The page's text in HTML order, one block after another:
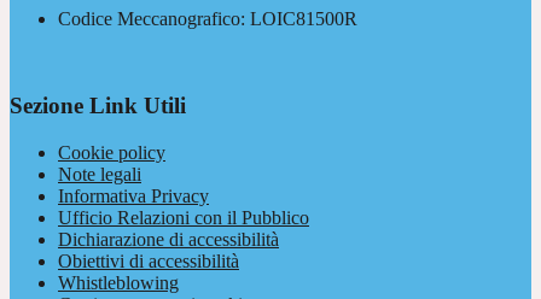
Codice Meccanografico: LOIC81500R
Sezione Link Utili
Cookie policy
Note legali
Informativa Privacy
Ufficio Relazioni con il Pubblico
Dichiarazione di accessibilità
Obiettivi di accessibilità
Whistleblowing